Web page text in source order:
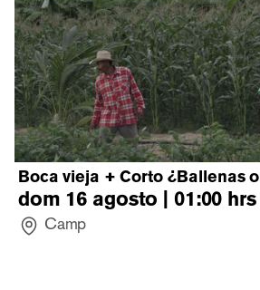
Boca vieja + Corto ¿Ballenas
dom 16 agosto | 01:00 hrs
Camp